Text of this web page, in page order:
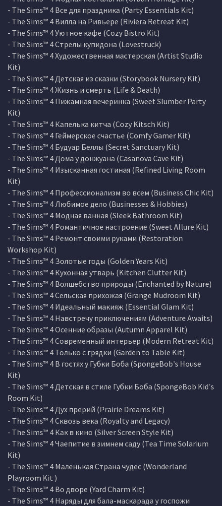
- The Sims™ 4 Все для праздника (Party Essentials Kit)
- The Sims™ 4 Вилла на Ривьере (Riviera Retreat Kit)
- The Sims™ 4 Уютное кафе (Cozy Bistro Kit)
- The Sims™ 4 Стрелы купидона (Lovestruck)
- The Sims™ 4 Художественная мастерская (Artist Studio
Kit)
- The Sims™ 4 Детская из сказки (Storybook Nursery Kit)
- The Sims™ 4 Жизнь и смерть (Life & Death)
- The Sims™ 4 Пижамная вечеринка (Sweet Slumber Party
Kit)
- The Sims™ 4 Капелька китча (Cozy Kitsch Kit)
- The Sims™ 4 Геймерское счастье (Comfy Gamer Kit)
- The Sims™ 4 Будуар Беллы (Secret Sanctuary Kit)
- The Sims™ 4 Дома у донжуана (Casanova Cave Kit)
- The Sims™ 4 Изысканная гостиная (Refined Living Room
Kit)
- The Sims™ 4 Профессионализм во всем (Business Chic Kit)
- The Sims™ 4 Любимое дело (Businesses & Hobbies)
- The Sims™ 4 Модная ванная (Sleek Bathroom Kit)
- The Sims™ 4 Романтичное настроение (Sweet Allure Kit)
- The Sims™ 4 Ремонт своими руками (Restoration
Workshop Kit)
- The Sims™ 4 Золотые годы (Golden Years Kit)
- The Sims™ 4 Кухонная утварь (Kitchen Clutter Kit)
- The Sims™ 4 Волшебство природы (Enchanted by Nature)
- The Sims™ 4 Сельская прихожая (Grange Mudroom Kit)
- The Sims™ 4 Идеальный макияж (Essential Glam Kit)
- The Sims™ 4 Навстречу приключениям (Adventure Awaits)
- The Sims™ 4 Осенние образы (Autumn Apparel Kit)
- The Sims™ 4 Современный интерьер (Modern Retreat Kit)
- The Sims™ 4 Только с грядки (Garden to Table Kit)
- The Sims™ 4 В гостях у Губки Боба (SpongeBob's House
Kit)
- The Sims™ 4 Детская в стиле Губки Боба (SpongeBob Kid's
Room Kit)
- The Sims™ 4 Дух прерий (Prairie Dreams Kit)
- The Sims™ 4 Сквозь века (Royalty and Legacy)
- The Sims™ 4 Как в кино (Silver Screen Style Kit)
- The Sims™ 4 Чаепитие в зимнем саду (Tea Time Solarium
Kit)
- The Sims™ 4 Маленькая Страна чудес (Wonderland
Playroom Kit )
- The Sims™ 4 Во дворе (Yard Charm Kit)
- The Sims™ 4 Наряды для бала-маскарада у госпожи